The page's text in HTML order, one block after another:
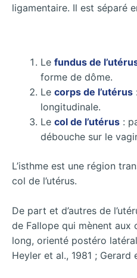
ligamentaire. Il est séparé
Le fundus de
forme de dôme.
Le corps de l’utérus
longitudinale.
Le col de l’utérus :
débouche sur le
L’isthme est une région
col de l’utérus.
De part et d’autres de
de Fallope qui mènent aux
long, orienté postéro
Heyler et al., 1981 ; Gerard